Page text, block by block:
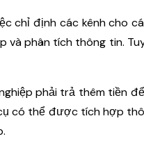
chỉ định các kênh cho
phân tích thông tin.
phải trả thêm tiền
có thể được tích hợp